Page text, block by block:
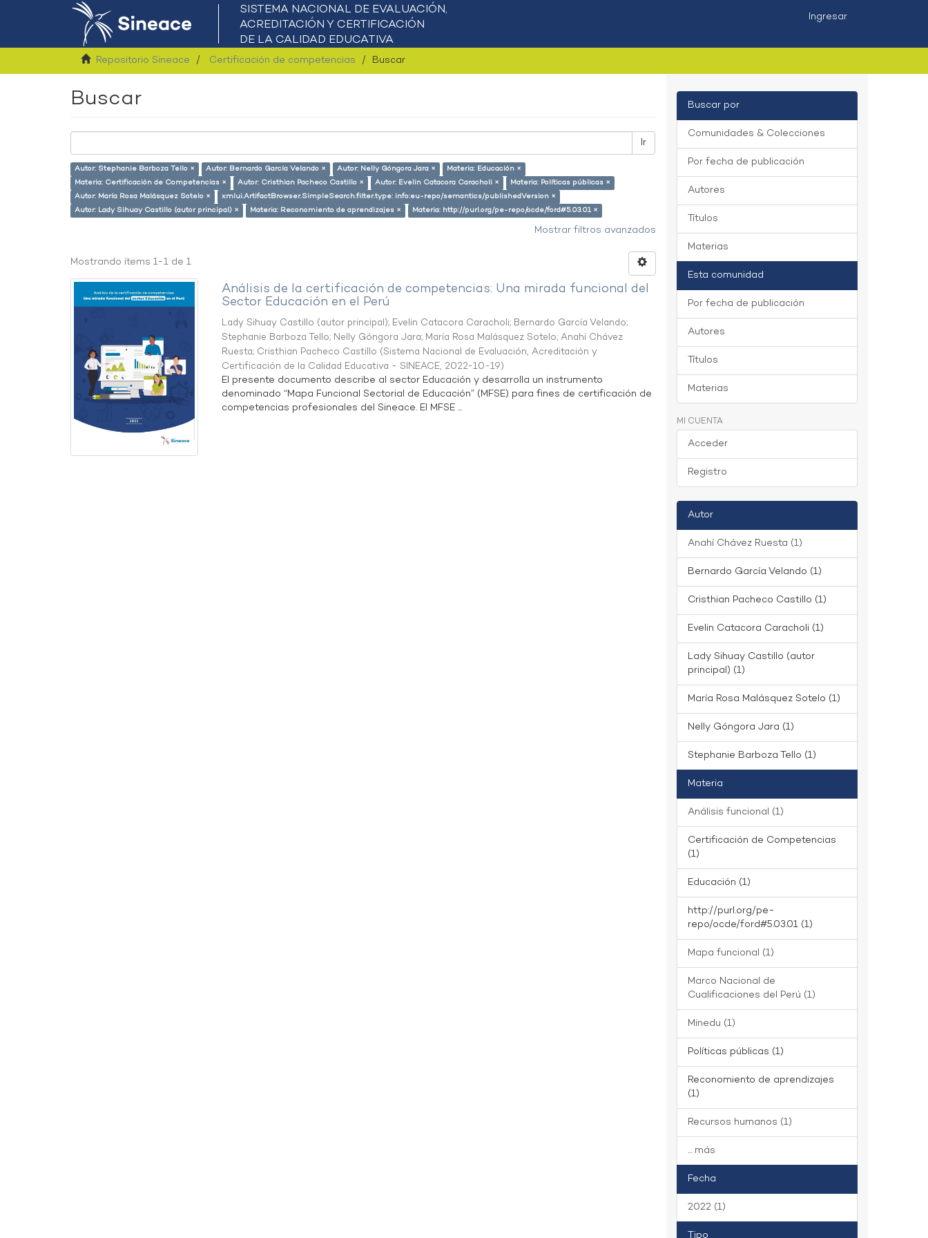
Ingresar
Repositorio Sineace Certificación de competencias Buscar
Buscar
Ir
Autor: Stephanie Barboza Tello × Autor: Bernardo García Velando × Autor: Nelly Góngora Jara ×
Materia: Educación ×
Materia: Certificación de Competencias ×
Autor: Cristhian Pacheco Castillo × Autor: Evelin Catacora Caracholi ×
Materia: Políticas públicas ×
Autor: María Rosa Malásquez Sotelo ×
xmlui.ArtifactBrowser.SimpleSearch.filter.type: info:eu-repo/semantics/publishedVersion ×
Autor: Lady Sihuay Castillo (autor principal) ×
Materia: Reconomiento de aprendizajes × Materia: http://purl.org/pe-repo/ocde/ford#5.03.01 ×
Mostrar filtros avanzados
Mostrando ítems 1-1 de 1
Análisis de la certificación de competencias: Una mirada funcional del
Sector Educación en el Perú
Lady Sihuay Castillo (autor principal); Evelin Catacora Caracholi; Bernardo García Velando;
Stephanie Barboza Tello; Nelly Góngora Jara; María Rosa Malásquez Sotelo;Anahí Chávez
Ruesta; Cristhian Pacheco Castillo (Sistema Nacional de Evaluación, Acreditación y
Certificación de la Calidad Educativa - SINEACE, 2022-10-19)
El presente documento describe al sector Educación y desarrolla un instrumento
denominado “Mapa Funcional Sectorial de Educación” (MFSE) para fines de certificación de
competencias profesionales del Sineace. El MFSE ...
Buscar por
Comunidades & Colecciones
Por fecha de publicación
Autores
Títulos
Materias
Esta comunidad
Por fecha de publicación
Autores
Títulos
Materias
MI CUENTA
Acceder
Registro
Autor
Anahí Chávez Ruesta (1)
Bernardo García Velando (1)
Cristhian Pacheco Castillo (1)
Evelin Catacora Caracholi (1)
Lady Sihuay Castillo (autor
principal) (1)
María Rosa Malásquez Sotelo (1)
Nelly Góngora Jara (1)
Stephanie Barboza Tello (1)
Materia
Análisis funcional (1)
Certificación de Competencias
(1)
Educación (1)
http://purl.org/pe-
repo/ocde/ford#5.03.01 (1)
Mapa funcional (1)
Marco Nacional de
Cualificaciones del Perú (1)
Minedu (1)
Políticas públicas (1)
Reconomiento de aprendizajes
(1)
Recursos humanos (1)
... más
Fecha
2022 (1)